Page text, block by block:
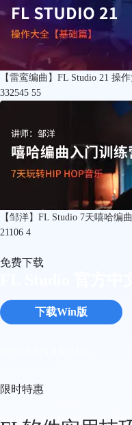
【雷鸾编曲】FL Studio 21 操
332545 55
【邹洋】FL Studio 7天嘻哈编
21106 4
免费下载
下载Win版
限时特惠